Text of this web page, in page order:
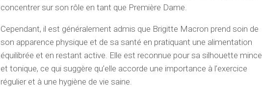
concentrer sur son rôle en tant que Première Dame.
Cependant, il est généralement admis que Brigitte Macron prend soin de
son apparence physique et de sa santé en pratiquant une alimentation
équilibrée et en restant active. Elle est reconnue pour sa silhouette mince
et tonique, ce qui suggère qu’elle accorde une importance à l’exercice
régulier et à une hygiène de vie saine.